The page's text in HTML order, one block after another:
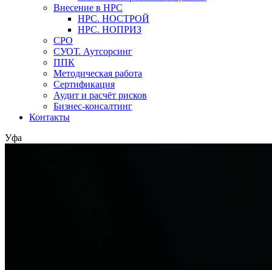
Внесение в НРС
НРС. НОСТРОЙ
НРС. НОПРИЗ
СРО
СУОТ. Аутсорсинг
ППК
Методическая работа
Сертификация
Аудит и расчёт рисков
Бизнес-консалтинг
Контакты
Уфа